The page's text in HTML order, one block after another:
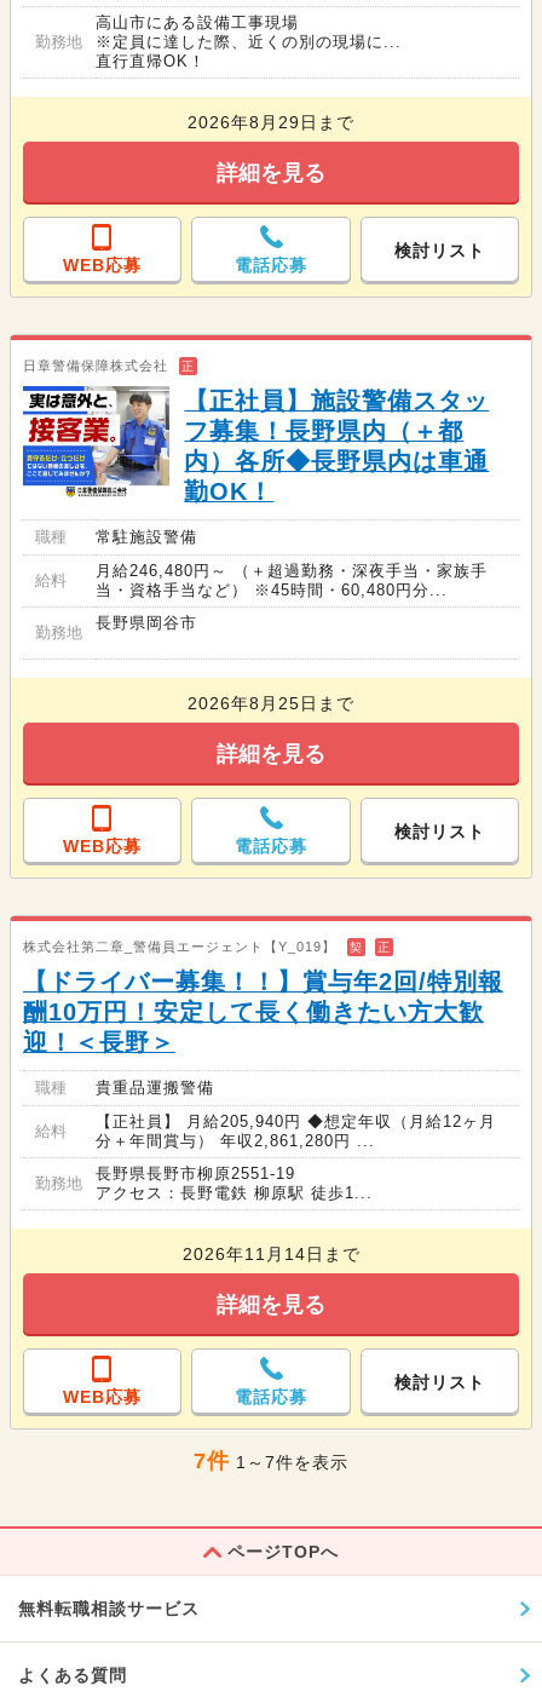
勤務地
高山市にある設備工事現場
※定員に達した際、近くの別の現場に...
直行直帰OK！
2026年8月29日まで
詳細を見る
WEB応募 電話応募
検討リスト
日章警備保障株式会社 正
【正社員】施設警備スタッ
フ募集！長野県内（＋都
内）各所◆長野県内は車通
勤OK！
職種 常駐施設警備
給料
月給246,480円～ （＋超過勤務・深夜手当・家族手
当・資格手当など） ※45時間・60,480円分...
勤務地
長野県岡谷市
2026年8月25日まで
詳細を見る
WEB応募 電話応募
検討リスト
株式会社第二章_警備員エージェント【Y_019】 契 正
【ドライバー募集！！】賞与年2回/特別報
酬10万円！安定して長く働きたい方大歓
迎！＜長野＞
職種 貴重品運搬警備
給料
【正社員】 月給205,940円 ◆想定年収（月給12ヶ月
分＋年間賞与） 年収2,861,280円 ...
勤務地
長野県長野市柳原2551-19
アクセス：長野電鉄 柳原駅 徒歩1...
2026年11月14日まで
詳細を見る
WEB応募 電話応募
検討リスト
7件 1～7件を表示
ページTOPへ
無料転職相談サービス
よくある質問